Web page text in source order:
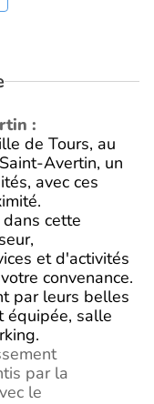
:
de Tours, au
Avertin, un
avec ces
cette
et d'activités
convenance.
par leurs belles
équipée, salle
par la
le